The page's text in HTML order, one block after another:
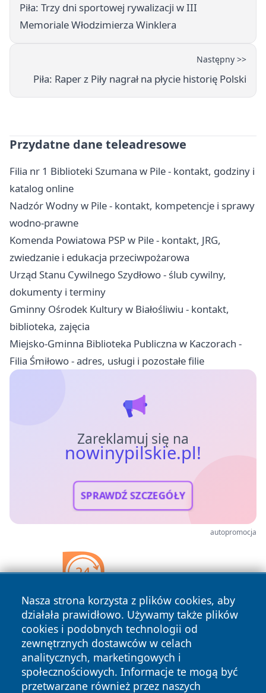
Piła: Trzy dni sportowej rywalizacji w III
Memoriale Włodzimierza Winklera
Następny >>
Piła: Raper z Piły nagrał na płycie historię Polski
Przydatne dane teleadresowe
Filia nr 1 Biblioteki Szumana w Pile - kontakt, godziny i
katalog online
Nadzór Wodny w Pile - kontakt, kompetencje i sprawy
wodno-prawne
Komenda Powiatowa PSP w Pile - kontakt, JRG,
zwiedzanie i edukacja przeciwpożarowa
Urząd Stanu Cywilnego Szydłowo - ślub cywilny,
dokumenty i terminy
Gminny Ośrodek Kultury w Białośliwiu - kontakt,
biblioteka, zajęcia
Miejsko-Gminna Biblioteka Publiczna w Kaczorach -
Filia Śmiłowo - adres, usługi i pozostałe filie
Zareklamuj się na
nowinypilskie.pl!
SPRAWDŹ SZCZEGÓŁY
autopromocja
Nasza strona korzysta z plików cookies, aby
działała prawidłowo. Używamy także plików
cookies i podobnych technologii od
zewnętrznych dostawców w celach
analitycznych, marketingowych i
społecznościowych. Informacje te mogą być
przetwarzane również przez naszych